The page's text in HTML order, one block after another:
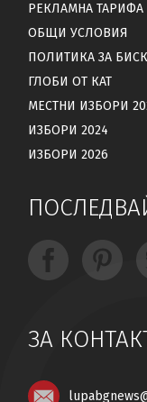
РЕКЛАМНА ТАРИФА
ОБЩИ УСЛОВИЯ
ПОЛИТИКА ЗА
ГЛОБИ ОТ КАТ
МЕСТНИ ИЗБОРИ
ИЗБОРИ 2024
ИЗБОРИ 2026
ЗА